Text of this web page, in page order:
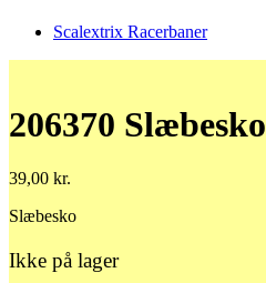
Scalextrix Racerbaner
206370 Slæbesko
39,00 kr.
Slæbesko
Ikke på lager